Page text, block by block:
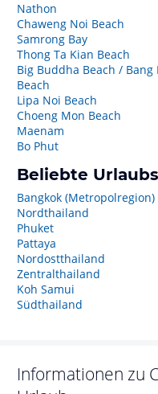
Nathon
Chaweng Noi Beach
Samrong Bay
Thong Ta Kian Beach
Big Buddha Beach / Bang
Beach
Lipa Noi Beach
Choeng Mon Beach
Maenam
Bo Phut
Beliebte
Bangkok (Metropolregion)
Nordthailand
Phuket
Pattaya
Nordostthailand
Zentralthailand
Koh Samui
Südthailand
Informationen zu